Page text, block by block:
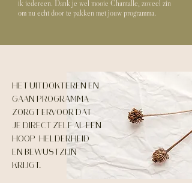
ik iedereen. Dank je wel mooie Chantalle, zoveel zin
om nu echt door te pakken met jouw programma.
HET UITDOKTEREN EN
GAAN PROGRAMMA
ZORGT ERVOOR DAT
JE DIRECT ZELF AL EEN
HOOP HELDERHEID
EN BEWUSTZIJN
KRIJGT.